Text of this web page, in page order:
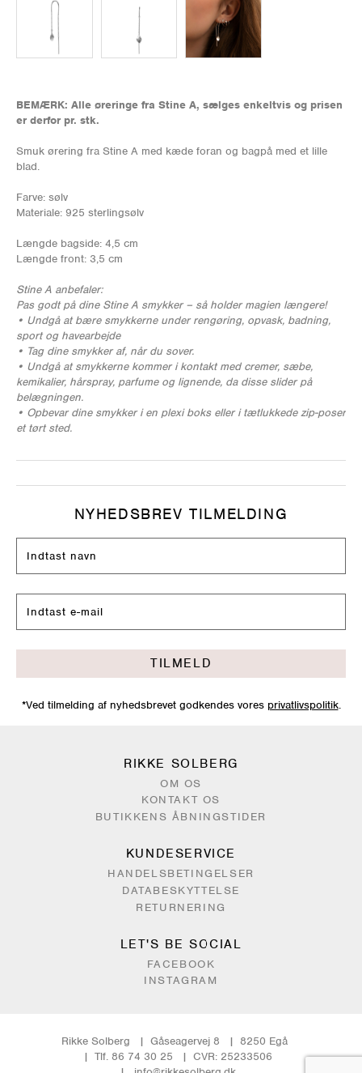
BEMÆRK: Alle øreringe fra Stine A, sælges enkeltvis og prisen
er derfor pr. stk.
Smuk ørering fra Stine A med kæde foran og bagpå med et lille
blad.
Farve: sølv
Materiale: 925 sterlingsølv
Længde bagside: 4,5 cm
Længde front: 3,5 cm
Stine A anbefaler:
Pas godt på dine Stine A smykker – så holder magien længere!
• Undgå at bære smykkerne under rengøring, opvask, badning,
sport og havearbejde
• Tag dine smykker af, når du sover.
• Undgå at smykkerne kommer i kontakt med cremer, sæbe,
kemikalier, hårspray, parfume og lignende, da disse slider på
belægningen.
• Opbevar dine smykker i en plexi boks eller i tætlukkede zip-poser
et tørt sted.
NYHEDSBREV TILMELDING
TILMELD
*Ved tilmelding af nyhedsbrevet godkendes vores privatlivspolitik.
RIKKE SOLBERG
OM OS
KONTAKT OS
BUTIKKENS ÅBNINGSTIDER
KUNDESERVICE
HANDELSBETINGELSER
DATABESKYTTELSE
RETURNERING
LET'S BE SOCIAL
FACEBOOK
INSTAGRAM
Rikke Solberg Gåseagervej 8
8250 Egå
Tlf. 86 74 30 25
CVR: 25233506